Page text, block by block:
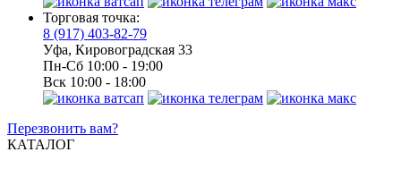
Торговая точка:
8 (917) 403-82-79
Уфа, Кировоградская 33
Пн-Сб 10:00 - 19:00
Вск 10:00 - 18:00
Перезвонить вам?
КАТАЛОГ